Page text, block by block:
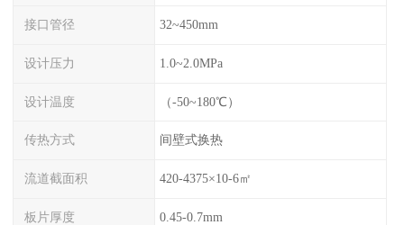
接口管径 32~450mm
设计压力 1.0~2.0MPa
设计温度 （-50~180℃）
传热方式 间壁式换热
流道截面积 420-4375×10-6㎡
板片厚度 0.45-0.7mm